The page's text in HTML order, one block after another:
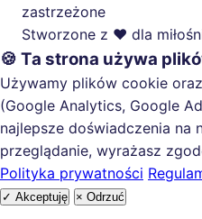
zastrzeżone
Stworzone z ❤️ dla
🍪 Ta strona używa
Używamy plików cookie
(Google Analytics, Google
najlepsze doświadczenia na
przeglądanie, wyrażasz
Polityka prywatności
✓ Akceptuję × Odrzuć